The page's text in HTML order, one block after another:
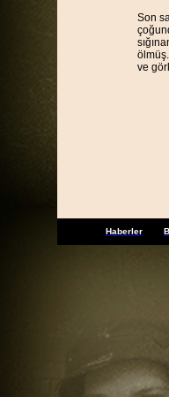
Son
ve
Haberler